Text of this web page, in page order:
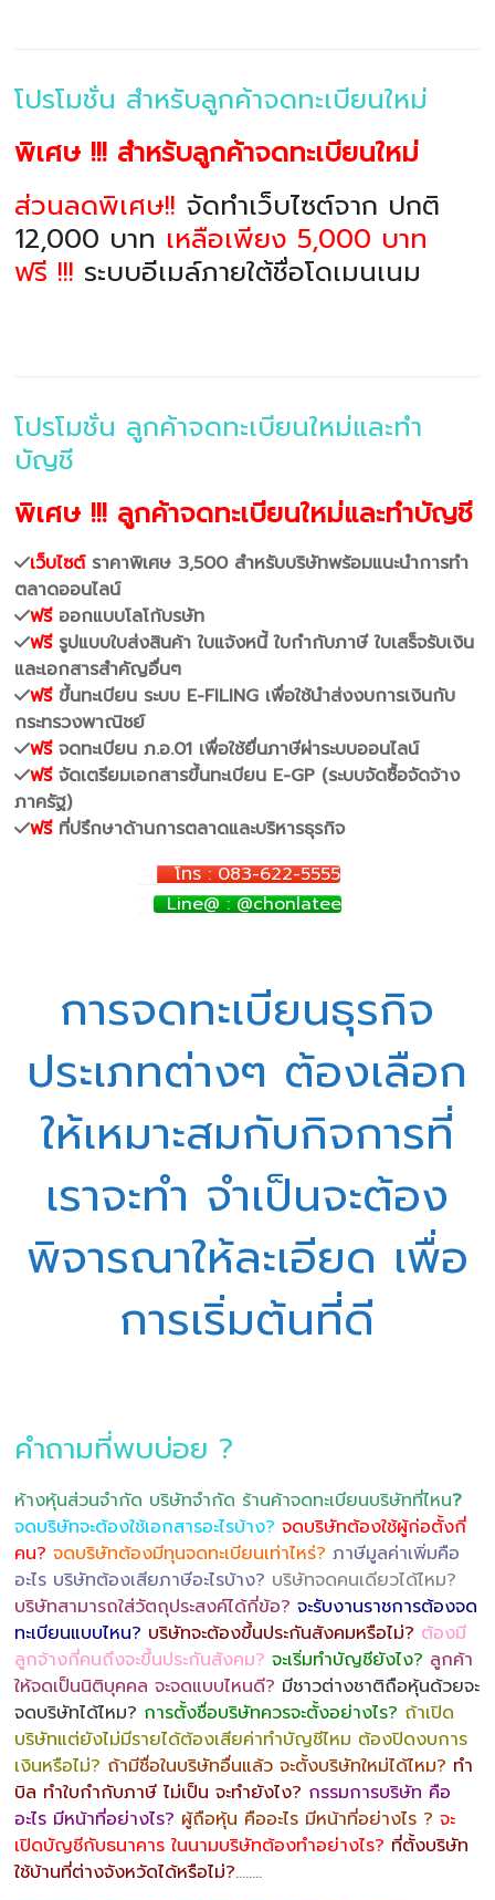
โปรโมชั่น สำหรับลูกค้าจดทะเบียนใหม่
พิเศษ !!! สำหรับลูกค้าจดทะเบียนใหม่
ส่วนลดพิเศษ!! จัดทำเว็บไซต์จาก ปกติ
12,000 บาท เหลือเพียง 5,000 บาท
ฟรี !!! ระบบอีเมล์ภายใต้ชื่อโดเมนเนม
โปรโมชั่น ลูกค้าจดทะเบียนใหม่และทำ
บัญชี
พิเศษ !!! ลูกค้าจดทะเบียนใหม่และทำบัญชี
เว็บไซต์ราคาพิเศษ 3,500 สำหรับบริษัทพร้อมแนะนำการทำ
ตลาดออนไลน์
ฟรีออกแบบโลโก้บรษัท
ฟรีรูปแบบใบส่งสินค้า ใบแจ้งหนี้ ใบกำกับภาษี ใบเสร็จรับเงิน
และเอกสารสำคัญอื่นๆ
ฟรีขึ้นทะเบียน ระบบ E-FILING เพื่อใช้นำส่งงบการเงินกับ
กระทรวงพาณิชย์
ฟรีจดทะเบียน ภ.อ.01 เพื่อใช้ยื่นภาษีผ่าระบบออนไลน์
ฟรีจัดเตรียมเอกสารขึ้นทะเบียน E-GP (ระบบจัดซื้อจัดจ้าง
ภาครัฐ)
ฟรีที่ปรึกษาด้านการตลาดและบริหารธุรกิจ
โทร : 083-622-5555
Line@ : @chonlatee
การจดทะเบียนธุรกิจ
ประเภทต่างๆ ต้องเลือก
ให้เหมาะสมกับกิจการที่
เราจะทำ จำเป็นจะต้อง
พิจารณาให้ละเอียด เพื่อ
การเริ่มต้นที่ดี
คำถามที่พบบ่อย ?
ห้างหุ้นส่วนจำกัด บริษัทจำกัด ร้านค้าจดทะเบียนบริษัทที่ไหน?
จดบริษัทจะต้องใช้เอกสารอะไรบ้าง? จดบริษัทต้องใช้ผู้ก่อตั้งกี่
คน? จดบริษัทต้องมีทุนจดทะเบียนเท่าไหร่? ภาษีมูลค่าเพิ่มคือ
อะไร บริษัทต้องเสียภาษีอะไรบ้าง? บริษัทจดคนเดียวได้ไหม?
บริษัทสามารถใส่วัตถุประสงค์ได้กี่ข้อ? จะรับงานราชการต้องจด
ทะเบียนแบบไหน? บริษัทจะต้องขึ้นประกันสังคมหรือไม่? ต้องมี
ลูกจ้างกี่คนถึงจะขึ้นประกันสังคม? จะเริ่มทำบัญชียังไง? ลูกค้า
ให้จดเป็นนิติบุคคล จะจดแบบไหนดี? มีชาวต่างชาติถือหุ้นด้วยจะ
จดบริษัทได้ไหม? การตั้งชื่อบริษัทควรจะตั้งอย่างไร? ถ้าเปิด
บริษัทแต่ยังไม่มีรายได้ต้องเสียค่าทำบัญชีไหม ต้องปิดงบการ
เงินหรือไม่? ถ้ามีชื่อในบริษัทอื่นแล้ว จะตั้งบริษัทใหม่ได้ไหม? ทำ
บิล ทำใบกำกับภาษี ไม่เป็น จะทำยังไง? กรรมการบริษัท คือ
อะไร มีหน้าที่อย่างไร? ผู้ถือหุ้น คืออะไร มีหน้าที่อย่างไร ? จะ
เปิดบัญชีกับธนาคาร ในนามบริษัทต้องทำอย่างไร? ที่ตั้งบริษัท
ใช้บ้านที่ต่างจังหวัดได้หรือไม่?……..